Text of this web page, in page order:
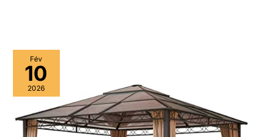
Fév
10
2026